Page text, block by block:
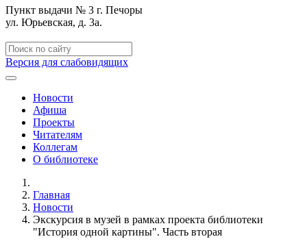
Пункт выдачи № 3 г. Печоры
ул. Юрьевская, д. 3а.
Версия для слабовидящих
Новости
Афиша
Проекты
Читателям
Коллегам
О библиотеке
Главная
Новости
Экскурсия в музей в рамках проекта библиотеки
"История одной картины". Часть вторая